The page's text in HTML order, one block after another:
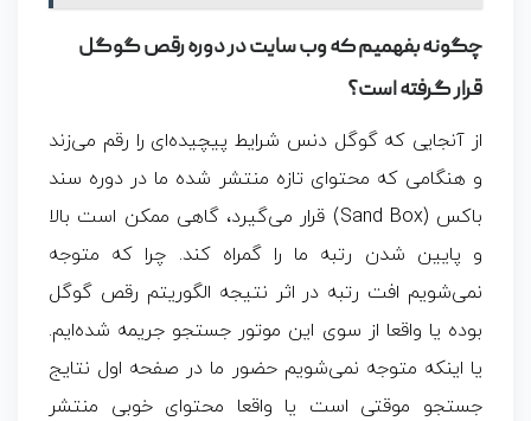
چگونه بفهمیم که وب سایت در دوره رقص گوگل
قرار گرفته است؟
از آنجایی که گوگل دنس شرایط پیچیده‌ای را رقم می‌زند
و هنگامی که محتوای تازه منتشر شده ما در دوره سند
باکس (Sand Box)
قرار می‌گیرد، گاهی ممکن است بالا
و پایین شدن رتبه ما را گمراه کند. چرا که متوجه
نمی‌شویم افت رتبه در اثر نتیجه الگوریتم رقص گوگل
بوده یا واقعا از سوی این موتور جستجو جریمه شده‌ایم.
یا اینکه متوجه نمی‌شویم حضور ما در صفحه اول نتایج
جستجو موقتی است یا واقعا محتوای خوبی منتشر